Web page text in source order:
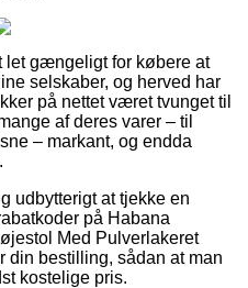
gængeligt for købere at
selskaber, og herved har
på nettet været tvunget til
af deres varer – til
– markant, og endda
udbytterigt at tjekke en
på Habana
Med Pulverlakeret
din bestilling, sådan at man
kostelige pris.